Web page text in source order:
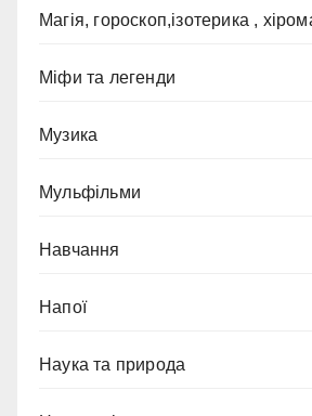
Магія, гороскоп,ізотерика ,
Міфи та легенди
Музика
Мульфільми
Навчання
Напої
Наука та природа